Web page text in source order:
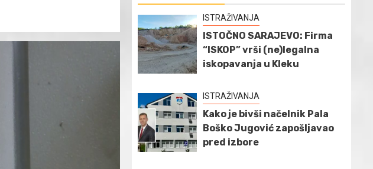
ISTRAŽIVANJA
ISTOČNO SARAJEVO: Firma
“ISKOP” vrši (ne)legalna
iskopavanja u Kleku
ISTRAŽIVANJA
Kako je bivši načelnik Pala
Boško Jugović zapošljavao
pred izbore